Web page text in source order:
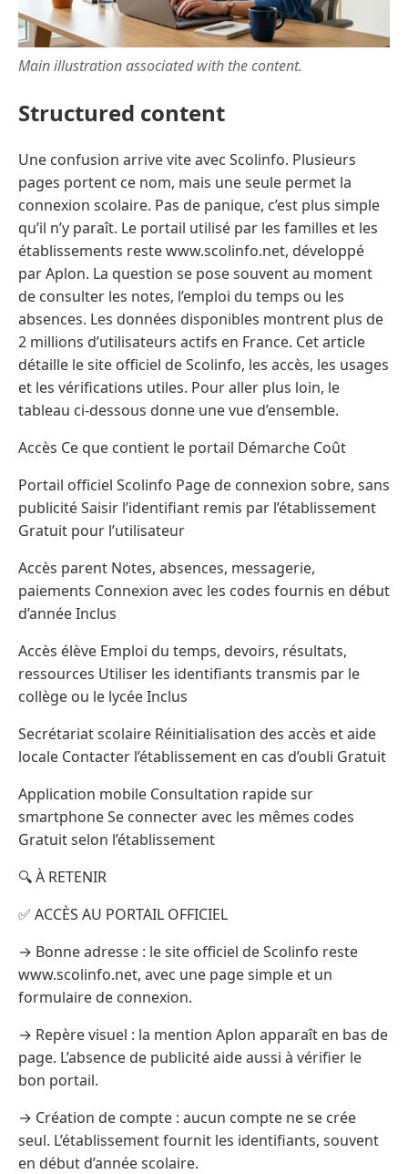
Main illustration associated with the content.
Structured content
Une confusion arrive vite avec Scolinfo. Plusieurs
pages portent ce nom, mais une seule permet la
connexion scolaire. Pas de panique, c’est plus simple
qu’il n’y paraît. Le portail utilisé par les familles et les
établissements reste www.scolinfo.net, développé
par Aplon. La question se pose souvent au moment
de consulter les notes, l’emploi du temps ou les
absences. Les données disponibles montrent plus de
2 millions d’utilisateurs actifs en France. Cet article
détaille le site officiel de Scolinfo, les accès, les usages
et les vérifications utiles. Pour aller plus loin, le
tableau ci-dessous donne une vue d’ensemble.
Accès Ce que contient le portail Démarche Coût
Portail officiel Scolinfo Page de connexion sobre, sans
publicité Saisir l’identifiant remis par l’établissement
Gratuit pour l’utilisateur
Accès parent Notes, absences, messagerie,
paiements Connexion avec les codes fournis en début
d’année Inclus
Accès élève Emploi du temps, devoirs, résultats,
ressources Utiliser les identifiants transmis par le
collège ou le lycée Inclus
Secrétariat scolaire Réinitialisation des accès et aide
locale Contacter l’établissement en cas d’oubli Gratuit
Application mobile Consultation rapide sur
smartphone Se connecter avec les mêmes codes
Gratuit selon l’établissement
🔍 À RETENIR
✅ ACCÈS AU PORTAIL OFFICIEL
→ Bonne adresse : le site officiel de Scolinfo reste
www.scolinfo.net, avec une page simple et un
formulaire de connexion.
→ Repère visuel : la mention Aplon apparaît en bas de
page. L’absence de publicité aide aussi à vérifier le
bon portail.
→ Création de compte : aucun compte ne se crée
seul. L’établissement fournit les identifiants, souvent
en début d’année scolaire.